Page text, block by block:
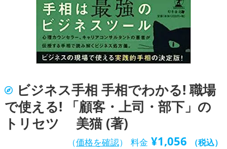
ビジネス手相 手相でわかる! 職場
で使える! 「顧客・上司・部下」の
トリセツ 美猫 (著)
（価格を確認） 料金 ¥1,056 （税込）